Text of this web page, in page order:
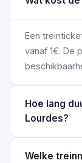
Een
vanaf 1€. De
Hoe lang
Lourdes?
Welke